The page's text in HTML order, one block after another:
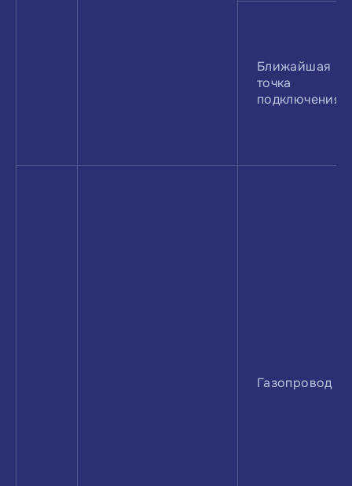
Ближайшая
точка
подклю­чения
Газопровод